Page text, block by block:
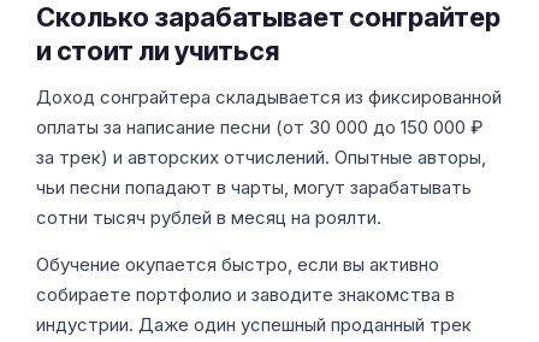
Сколько зарабатывает сонграйтер
и стоит ли учиться
Доход сонграйтера складывается из фиксированной
оплаты за написание песни (от 30 000 до 150 000 ₽
за трек) и авторских отчислений. Опытные авторы,
чьи песни попадают в чарты, могут зарабатывать
сотни тысяч рублей в месяц на роялти.
Обучение окупается быстро, если вы активно
собираете портфолио и заводите знакомства в
индустрии. Даже один успешный проданный трек